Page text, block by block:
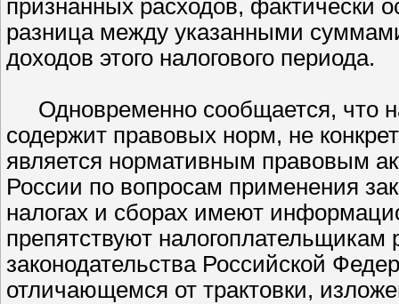
признанных расходов, фактически
разница между указанными
доходов этого налогового периода.
Одновременно сообщается, что
содержит правовых норм, не
является нормативным правовым
России по вопросам применения
налогах и сборах имеют
препятствуют налогоплательщикам
законодательства Российской
отличающемся от трактовки,